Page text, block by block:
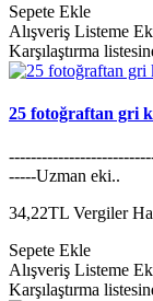
Sepete Ekle
Alışveriş Listeme
Karşılaştırma
25 fotoğraftan gri
-----Uzman eki..
34,22TL Vergiler
Sepete Ekle
Alışveriş Listeme
Karşılaştırma